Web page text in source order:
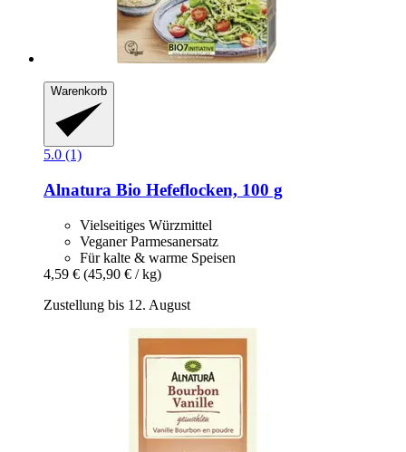
Warenkorb
5.0 (1)
Alnatura Bio Hefeflocken, 100 g
Vielseitiges Würzmittel
Veganer Parmesanersatz
Für kalte & warme Speisen
4,59 € (45,90 € / kg)
Zustellung bis 12. August